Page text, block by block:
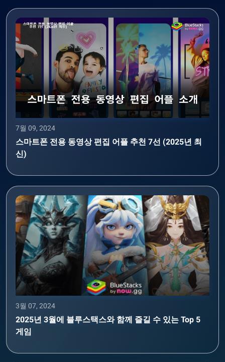
7월 09, 2024
스마트폰 전용 동영상 편집 어플 추천 7선 (2025년 최
신)
3월 07, 2024
2025년 3월에 블루스택스와 함께 즐길 수 있는 Top 5
게임